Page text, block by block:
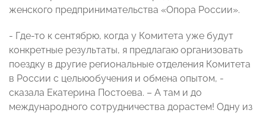
женского предпринимательства «Опора России».
- Где-то к сентябрю, когда у Комитета уже будут
конкретные результаты, я предлагаю организовать
поездку в другие региональные отделения Комитета
в России с цельюобучения и обмена опытом, -
сказала Екатерина Постоева. – А там и до
международного сотрудничества дорастем! Одну из